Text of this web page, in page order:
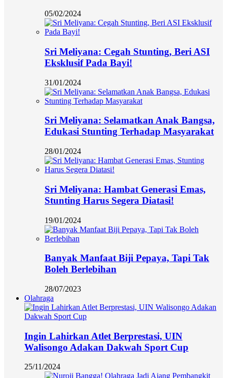
05/02/2024
Sri Meliyana: Cegah Stunting, Beri ASI
Eksklusif Pada Bayi!
31/01/2024
Sri Meliyana: Selamatkan Anak Bangsa,
Edukasi Stunting Terhadap Masyarakat
28/01/2024
Sri Meliyana: Hambat Generasi Emas,
Stunting Harus Segera Diatasi!
19/01/2024
Banyak Manfaat Biji Pepaya, Tapi Tak
Boleh Berlebihan
28/07/2023
Olahraga
Ingin Lahirkan Atlet Berprestasi, UIN
Walisongo Adakan Dakwah Sport Cup
25/11/2024